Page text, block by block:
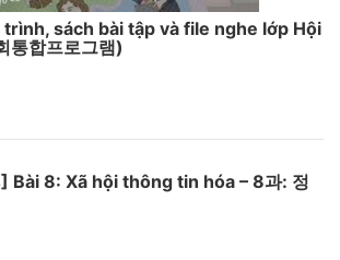
trình, sách bài tập và file nghe lớp Hội
통합프로그램)
Bài 8: Xã hội thông tin hóa – 8과: 정